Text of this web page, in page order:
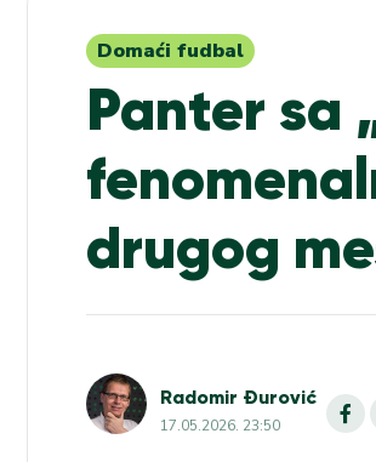
Domaći fudbal
Panter sa
drugog
Radomir Đurović
17.05.2026. 23:50